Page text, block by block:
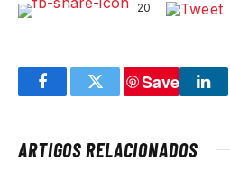
20
FacebookTwitter
Save
ARTIGOS RELACIONADOS